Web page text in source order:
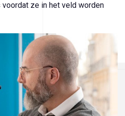
ze in het veld worden